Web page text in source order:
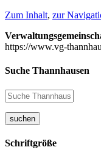
Zum Inhalt, zur
https://www.vg-
Suche Thannhausen
suchen
Schriftgröße